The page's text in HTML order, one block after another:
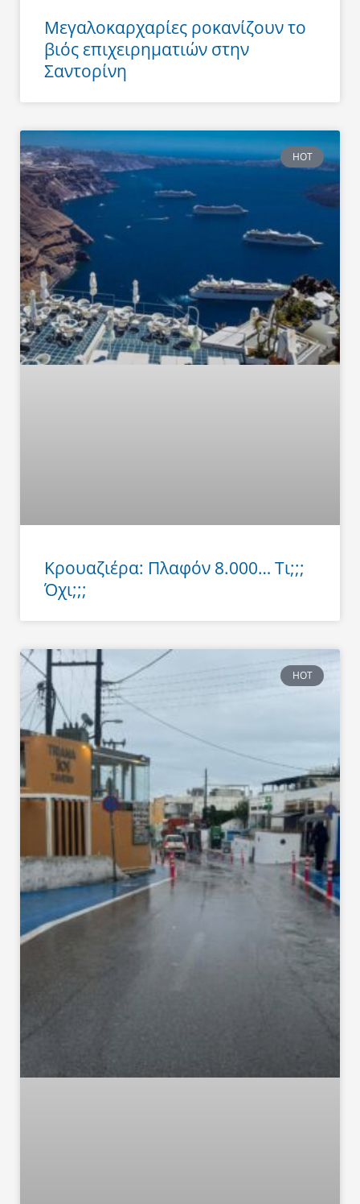
Μεγαλοκαρχαρίες ροκανίζουν το
βιός επιχειρηματιών στην
Σαντορίνη
HOT
Κρουαζιέρα: Πλαφόν 8.000… Τι;;;
Όχι;;;
HOT